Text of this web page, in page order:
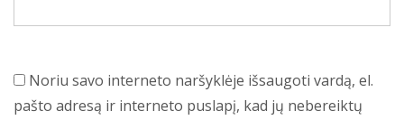
Noriu savo interneto naršyklėje išsaugoti vardą, el.
pašto adresą ir interneto puslapį, kad jų nebereiktų